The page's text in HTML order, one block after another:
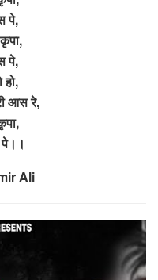
पे,
पे,
आस रे,
Ali